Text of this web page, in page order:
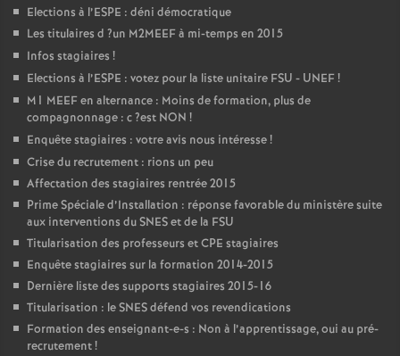
Elections à l’ESPE : déni démocratique
Les titulaires d ?un M2MEEFà mi-temps en 2015
Infos stagiaires !
Elections à l’ESPE : votez pour la liste unitaire FSU - UNEF!
M1 MEEFen alternance : Moins de formation, plus de
compagnonnage : c?est NON !
Enquête stagiaires : votre avis nous intéresse!
Crise du recrutement : rions un peu
Affectation des stagiaires rentrée 2015
Prime Spéciale d’Installation : réponse favorable du ministère suite
aux interventions duSNESet de la FSU
Titularisation des professeurs etCPE stagiaires
Enquête stagiaires sur la formation 2014-2015
Dernière liste des supports stagiaires 2015-16
Titularisation : leSNESdéfend vos revendications
Formation des enseignant-e-s : Non à l’apprentissage, oui au pré-
recrutement!